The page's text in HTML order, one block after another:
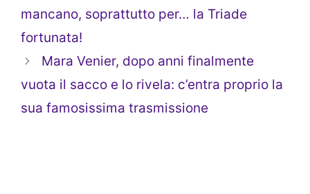
mancano, soprattutto per… la Triade
fortunata!
Mara Venier, dopo anni finalmente
vuota il sacco e lo rivela: c’entra proprio la
sua famosissima trasmissione